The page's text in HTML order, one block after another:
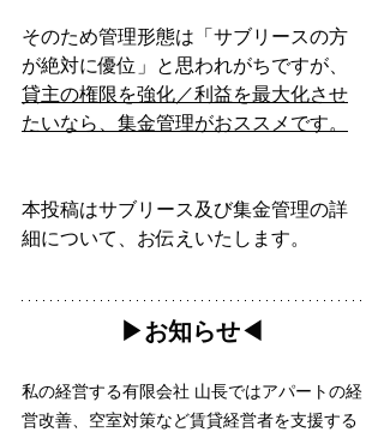
そのため管理形態は「サブリースの方
が絶対に優位」と思われがちですが、
貸主の権限を強化／利益を最大化させ
たいなら、集金管理がおススメです。
本投稿はサブリース及び集金管理の詳
細について、お伝えいたします。
▶︎お知らせ◀︎
私の経営する有限会社 山長ではアパートの経
営改善、空室対策など賃貸経営者を支援する